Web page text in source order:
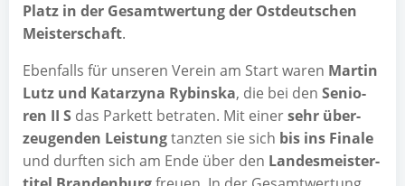
Platz in der Gesamt­wer­tung der Ost­deut­schen
Meis­ter­schaft.
Eben­falls für unse­ren Ver­ein am Start waren Mar­tin
Lutz und Katar­zy­na Rybins­ka, die bei den Senio­
ren II S das Par­kett betra­ten. Mit einersehr über­
zeu­gen­den Leis­tungtanz­ten sie sich bis ins Fina­le
und durf­ten sich am Ende über den Lan­des­meis­ter­